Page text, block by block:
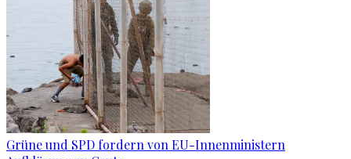
Grüne und SPD fordern von EU-Innenministern